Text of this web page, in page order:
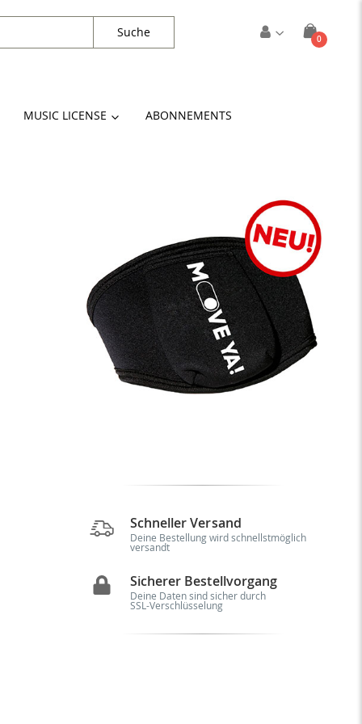
Cart
0Artikel
Suche
MUSIC LICENSE ABONNEMENTS
Schneller Versand
Deine Bestellung wird schnellstmöglich
versandt
Sicherer Bestellvorgang
Deine Daten sind sicher durch
SSL-Verschlüsselung